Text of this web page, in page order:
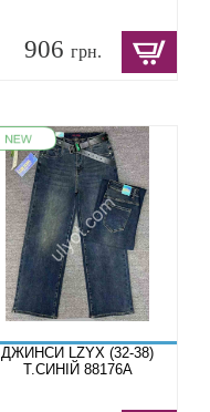
906грн.
ДЖИНСИ LZYX (32-38)
Т.СИНІЙ 88176A